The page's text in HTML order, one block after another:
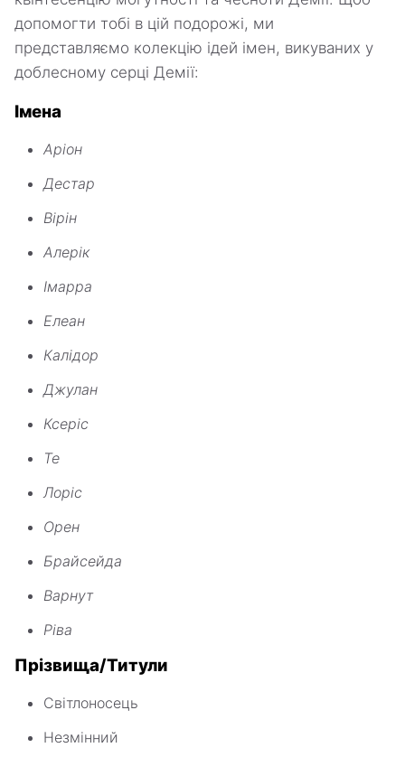
допомогти тобі в цій подорожі, ми
представляємо колекцію ідей імен, викуваних у
доблесному серці Демії:
Імена
Аріон
Дестар
Вірін
Алерік
Імарра
Елеан
Калідор
Джулан
Ксеріс
Те
Лоріс
Орен
Брайсейда
Варнут
Ріва
Прізвища/Титули
Світлоносець
Незмінний